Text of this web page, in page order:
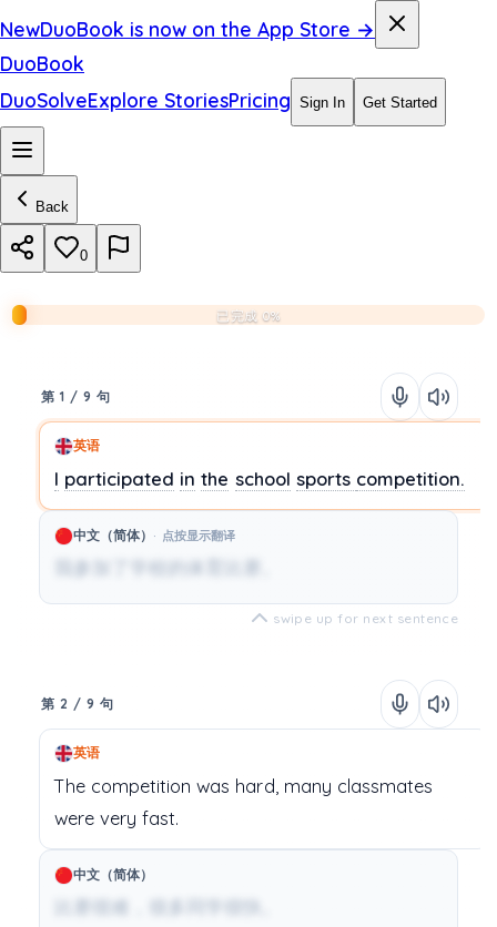
NewDuoBook is now on the App Store →
DuoBook
DuoSolveExplore StoriesPricing Sign In Get Started
Back
0
已完成 0%
第 1 / 9 句
英语
I participated in the school sports competition.
中文（简体） 点按显示翻译
我参加了学校的体育比赛。
swipe up for next sentence
第 2 / 9 句
英语
The competitionwas hard, many classmates
were very fast.
中文（简体）
比赛很难，很多同学很快。